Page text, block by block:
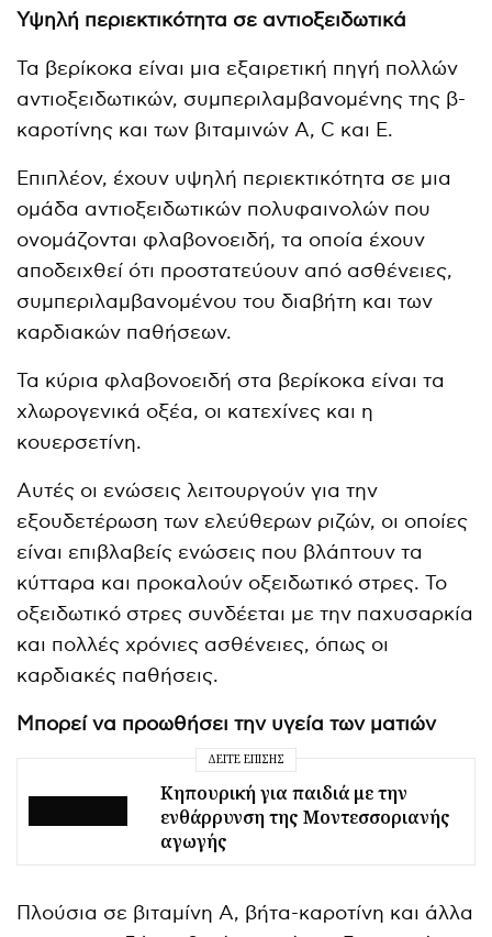
Υψηλή περιεκτικότητα σε αντιοξειδωτικά
Τα βερίκοκα είναι μια εξαιρετική πηγή πολλών
αντιοξειδωτικών, συμπεριλαμβανομένης της β-
καροτίνης και των βιταμινών A, C και E.
Επιπλέον, έχουν υψηλή περιεκτικότητα σε μια
ομάδα αντιοξειδωτικών πολυφαινολών που
ονομάζονται φλαβονοειδή, τα οποία έχουν
αποδειχθεί ότι προστατεύουν από ασθένειες,
συμπεριλαμβανομένου του διαβήτη και των
καρδιακών παθήσεων.
Τα κύρια φλαβονοειδή στα βερίκοκα είναι τα
χλωρογενικά οξέα, οι κατεχίνες και η
κουερσετίνη.
Αυτές οι ενώσεις λειτουργούν για την
εξουδετέρωση των ελεύθερων ριζών, οι οποίες
είναι επιβλαβείς ενώσεις που βλάπτουν τα
κύτταρα και προκαλούν οξειδωτικό στρες. Το
οξειδωτικό στρες συνδέεται με την παχυσαρκία
και πολλές χρόνιες ασθένειες, όπως οι
καρδιακές παθήσεις.
Μπορεί να προωθήσει την υγεία των ματιών
ΔΕΊΤΕ ΕΠΊΣΗΣ
Κηπουρική για παιδιά με την
ενθάρρυνση της Μοντεσσοριανής
αγωγής
Πλούσια σε βιταμίνη Α, βήτα-καροτίνη και άλλα